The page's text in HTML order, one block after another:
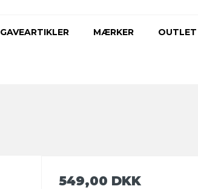
GAVEARTIKLER MÆRKER
549,00 DKK